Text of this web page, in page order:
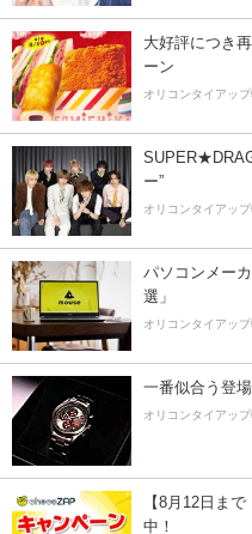
大好評につき
ーン
オリコンタイアッ
ー”
オリコンタイアッ
パソコンメー
選」
オリコンタイアッ
一番似合う登
オリコンタイアッ
【8月12日ま
中！